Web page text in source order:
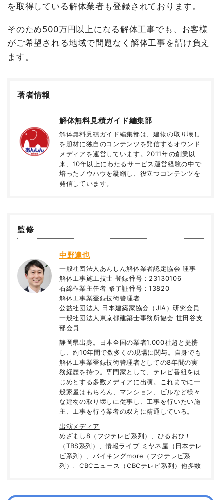
を取得している解体業者も登録されております。
そのため500万円以上になる解体工事でも、お客様
がご希望される地域で問題なく解体工事を請け負え
ます。
著者情報
解体無料見積ガイド編集部
解体無料見積ガイド編集部は、建物の取り壊し
を題材に独自のコンテンツを発信するオウンド
メディアを運営しています。2011年の創業以
来、10年以上にわたるサービス運営経験の中で
培ったノウハウを凝縮し、役立つコンテンツを
発信しています。
監修
中野達也
一般社団法人あんしん解体業者認定協会 理事
解体工事施工技士 登録番号：23130106
石綿作業主任者 修了証番号：13820
解体工事業登録技術管理者
公益社団法人 日本建築家協会（JIA）研究会員
一般社団法人東京都建築士事務所協会 世田谷支
部会員
静岡県出身。日本全国の業者1,000社超と提携
し、約10年間で数多くの現場に関与。自身でも
解体工事業登録技術管理者としての8年間の実
務経歴を持つ。専門家として、テレビ番組をは
じめとする多数メディアに出演。これまでに一
般家屋はもちろん、マンション、ビルなど様々
な建物の取り壊しに従事し、工事を行いたい施
主、工事を行う業者の双方に精通している。
出演メディア
めざまし8（フジテレビ系列）、ひるおび！
（TBS系列）、情報ライブ ミヤネ屋（日本テレ
ビ系列）、バイキングmore（フジテレビ系
列）、CBCニュース（CBCテレビ系列）他多数